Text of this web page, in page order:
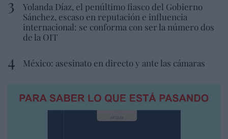
Yolanda Díaz, el penúltimo fiasco del Gobierno
Sánchez, escaso en reputación e influencia
internacional: se conforma con ser la número dos
de la OIT
México: asesinato en directo y ante las cámaras